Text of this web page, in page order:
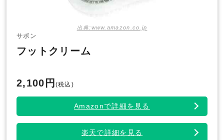
出典:www.amazon.co.jp
サボン
フットクリーム
2,100円 (税込)
Amazonで詳細を見る
楽天で詳細を見る